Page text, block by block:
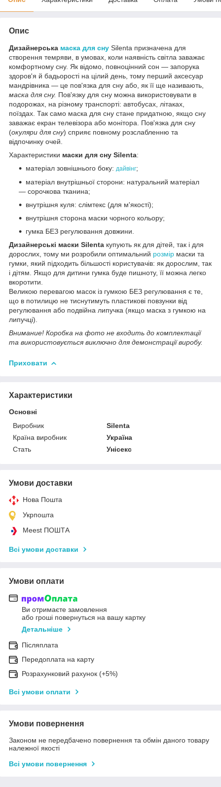
Опис
Дизайнерська маска для сну Silenta призначена для
створення темряви, в умовах, коли наявність світла заважає
комфортному сну. Як відомо, повноцінний сон — запорука
здоров'я й бадьорості на цілий день, тому перший аксесуар
мандрівника — це пов'язка для сну або, як її ще називають,
маска для сну. Пов'язку для сну можна використовувати в
подорожах, на різному транспорті: автобусах, літаках,
поїздах. Так само маска для сну стане придатною, якщо сну
заважає екран телевізора або монітора. Пов'язка для сну
(окуляри для сну) сприяє повному розслабленню та
відпочинку очей.
Характеристики маски для сну Silenta:
матеріал зовнішнього боку: дайвінг;
матеріал внутрішньої сторони: натуральний матеріал
— сорочкова тканина;
внутрішня куля: слімтекс (для м'якості);
внутрішня сторона маски чорного кольору;
гумка БЕЗ регулювання довжини.
Дизайнерські маски Silenta купують як для дітей, так і для
дорослих, тому ми розробили оптимальний розмір маски та
гумки, який підходить більшості користувачів: як дорослим, так
і дітям. Якщо для дитини гумка буде пишноту, її можна легко
вкоротити.
Великою перевагою масок із гумкою БЕЗ регулювання є те,
що в потилицю не тиснутимуть пластикові повзунки від
регулювання або подвійна липучка (якщо маска з гумкою на
липучці).
Внимание! Коробка на фото не входить до комплектації
та використовується виключно для демонстрації виробу.
Приховати
Характеристики
Основні
Виробник
Silenta
Країна виробник
Україна
Стать
Унісекс
Умови доставки
Нова Пошта
Укрпошта
Meest ПОШТА
Всі умови доставки
Умови оплати
Ви отримаєте замовлення
або гроші повернуться на вашу картку
Детальніше
Післяплата
Передоплата на карту
Розрахунковий рахунок (+5%)
Всі умови оплати
Умови повернення
Законом не передбачено повернення та обмін даного товару
належної якості
Всі умови повернення